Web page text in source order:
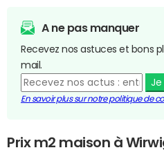
A ne pas manquer
Recevez nos astuces et bons
mail.
En savoir plus sur notre politique de
Prix m2 maison à